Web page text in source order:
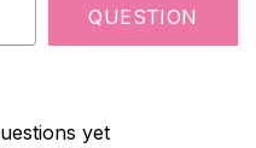
QUESTION
yet